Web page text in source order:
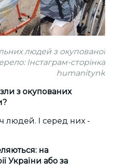
людей з окупованої
Інстаграм-сторінка
humanitynk
з окупованих
людей. І серед них -
на
України або за